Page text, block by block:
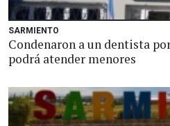
SARMIENTO
Condenaron a un dentista
podrá atender menores